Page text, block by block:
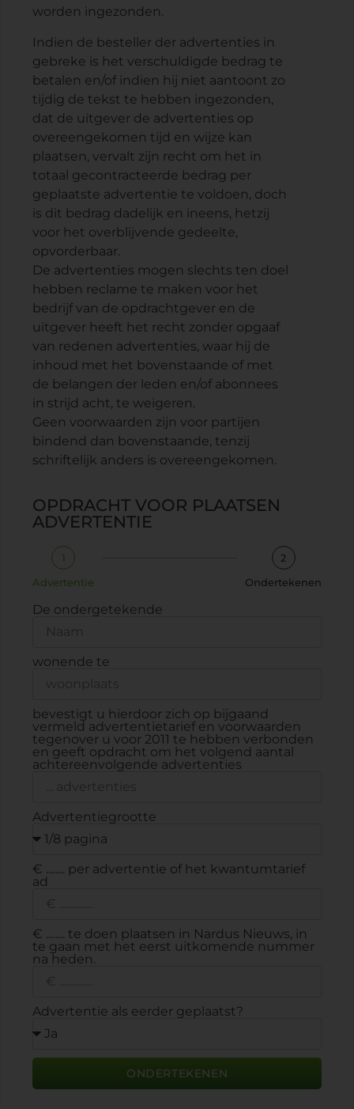
worden ingezonden.
Indien de besteller der advertenties in
gebreke is het verschuldigde bedrag te
betalen en/of indien hij niet aantoont zo
tijdig de tekst te hebben ingezonden,
dat de uitgever de advertenties op
overeengekomen tijd en wijze kan
plaatsen, vervalt zijn recht om het in
totaal gecontracteerde bedrag per
geplaatste advertentie te voldoen, doch
is dit bedrag dadelijk en ineens, hetzij
voor het overblijvende gedeelte,
opvorderbaar.
De advertenties mogen slechts ten doel
hebben reclame te maken voor het
bedrijf van de opdrachtgever en de
uitgever heeft het recht zonder opgaaf
van redenen advertenties, waar hij de
inhoud met het bovenstaande of met
de belangen der leden en/of abonnees
in strijd acht, te weigeren.
Geen voorwaarden zijn voor partijen
bindend dan bovenstaande, tenzij
schriftelijk anders is overeengekomen.
OPDRACHT VOOR PLAATSEN
ADVERTENTIE
1
Advertentie
2
Ondertekenen
De ondergetekende
wonende te
bevestigt u hierdoor zich op bijgaand
vermeld advertentietarief en voorwaarden
tegenover u voor 2011 te hebben verbonden
en geeft opdracht om het volgend aantal
achtereenvolgende advertenties
Advertentiegrootte
€ ........ per advertentie of het kwantumtarief
ad
€ ........ te doen plaatsen in Nardus Nieuws, in
te gaan met het eerst uitkomende nummer
na heden.
Advertentie als eerder geplaatst?
ONDERTEKENEN